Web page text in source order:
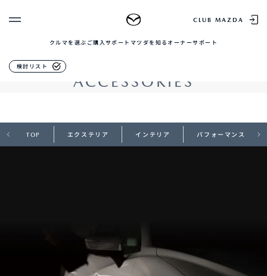
CLUB MAZDA
クルマを選ぶ ご購入サポート マツダを知る オーナーサポート
検討リスト
車種・グレード比較
ご購入サポート
ログイン
CLUB MAZDAとは
登録情報の変更
お知らせ配信の登録・解除
MAZDA CX-3
ACCESSORIES
TOP エクステリア インテリア パフォーマンス